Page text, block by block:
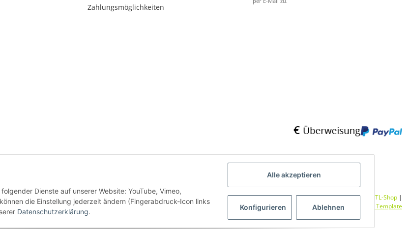
Zahlungsmöglichkeiten
Alle Preise inkl. MwSt. UmsetzungVlarom E-Commerce Agentur| Powered by JTL-Shop |
CLEARIX JTL-Shop Template
Dienste auf unserer Website: YouTube, Vimeo,
die Einstellung jederzeit ändern (Fingerabdruck-Icon links
Datenschutzerklärung.
Alle akzeptieren
Konfigurieren Ablehnen